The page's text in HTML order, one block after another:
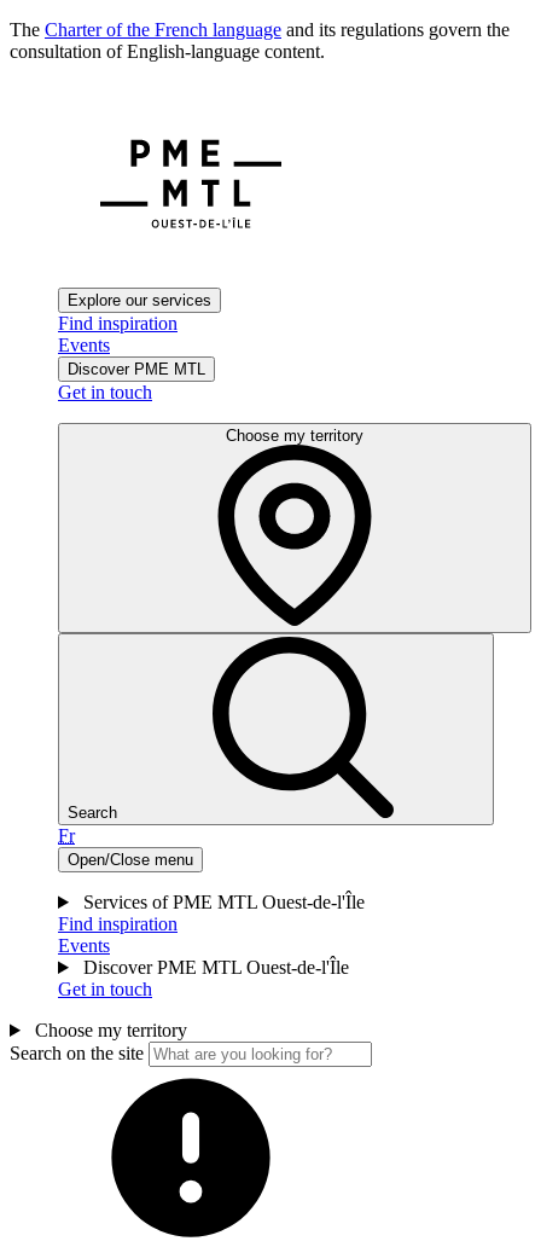
The Charter of the French language and its regulations govern the
consultation of English-language content.
Explore our services
Find inspiration
Events
Discover PME MTL
Get in touch
Choose my territory
Search
Fr
Open/Close menu
Services of PME MTL Ouest-de-l'Île
Find inspiration
Events
Discover PME MTL Ouest-de-l'Île
Get in touch
Choose my territory
Search on the site